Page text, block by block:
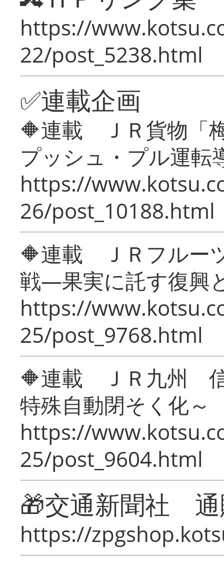
https://
22/post_5238.html
✅連載企画
🔶連載 ＪＲ貨物「
プッシュ・プル運転
https://
26/post_10188.html
🔶連載 ＪＲフルー
戦―果実に託す復興
https://
25/post_9768.html
🔶連載 ＪＲ九州 信
特殊自動閉そく化～
https://
25/post_9604.html
🎁交通新聞社
https://